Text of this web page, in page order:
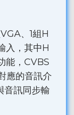
、1組H
入，其中H
能，CVBS
應的音訊介
音訊同步輸